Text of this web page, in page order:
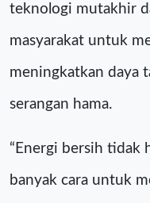
teknologi mutakhir
masyarakat untuk
meningkatkan daya
serangan hama.
“Energi bersih tidak
banyak cara untuk